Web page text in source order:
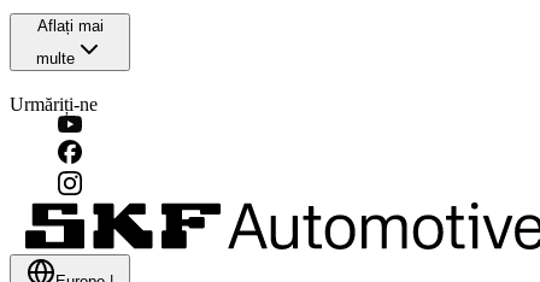
Aflați mai
multe
Urmăriți-ne